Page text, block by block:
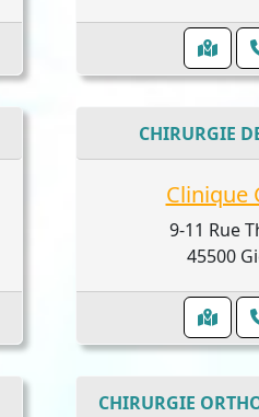
CHIRURGIE
Clinique
9-11 Rue
45500